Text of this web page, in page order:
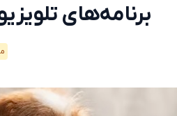
برنامه‌های